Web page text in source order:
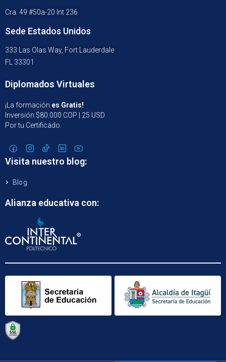
Cra. 49 #50a-20 Int 236
Sede Estados Unidos
333 Las Olas Way, Fort Lauderdale
FL 33301
Diplomados Virtuales
¡La formación es Gratis!
Inversión $80.000 COP | 25 USD
Por tu Certificado.
Visita nuestro blog:
Blog
Alianza educativa con: